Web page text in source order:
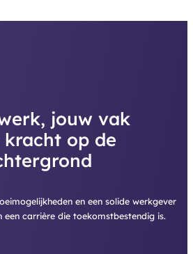
jouw vak
kracht op de
en een solide werkgever
een carrière die toekomstbestendig is.